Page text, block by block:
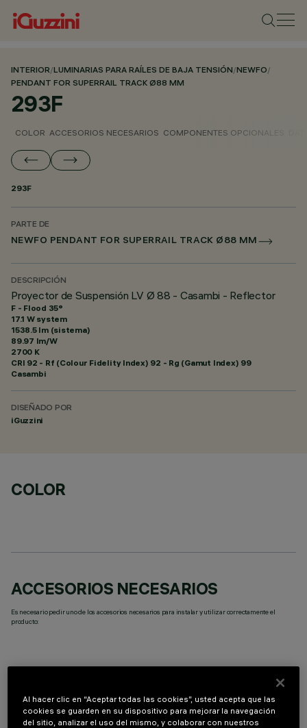
INTERIOR/LUMINARIAS PARA RAÍLES DE BAJA TENSIÓN/NEWFO/
PENDANT FOR SUPERRAIL TRACK Ø88 MM
293F
COLOR ACCESORIOS NECESARIOS COMPONENTES OPCIONALES
293F
PARTE DE
NEWFO PENDANT FOR SUPERRAIL TRACK Ø88 MM
DESCRIPCIÓN
Proyector de Suspensión LV Ø 88 - Casambi - Reflector
F - Flood 35°
17.1 W system
1538.5 lm (sistema)
89.97 lm/W
2700 K
CRI 92 - Rf (Colour Fidelity Index) 92 - Rg (Gamut Index) 99
Casambi
DISEÑADO POR
iGuzzini
COLOR
ACCESORIOS NECESARIOS
Es necesario pedir uno de los accesorios necesarios para instalar y utilizar correctamente el
producto:
COMPONENTES OPCIONALES
Al hacer clic en “Aceptar todas las cookies”, usted acepta que las
cookies se guarden en su dispositivo para mejorar la navegación
del sitio, analizar el uso del mismo, y colaborar con nuestros